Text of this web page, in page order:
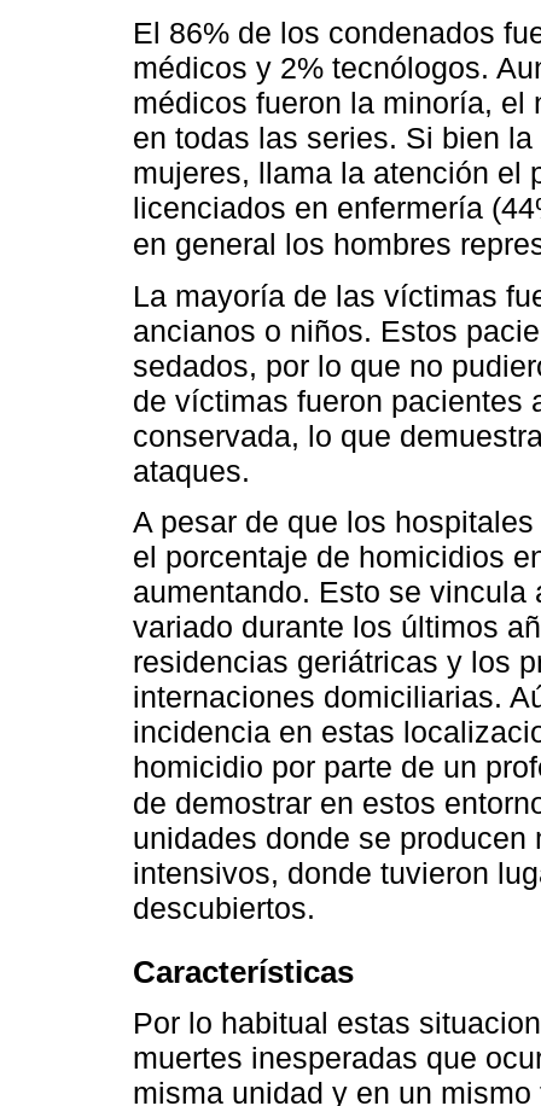
El 86% de los condenados
médicos y 2% tecnólogos.
médicos fueron la minoría,
en todas las series. Si bien
mujeres, llama la atención el
licenciados en enfermería
en general los hombres
La mayoría de las víctimas
ancianos o niños. Estos
sedados, por lo que no
de víctimas fueron pacientes
conservada, lo que
ataques.
A pesar de que los
el porcentaje de homicidios
aumentando. Esto se
variado durante los últimos
residencias geriátricas y los
internaciones domiciliarias.
incidencia en estas
homicidio por parte de un
de demostrar en estos
unidades donde se
intensivos, donde tuvieron
descubiertos.
Características
Por lo habitual estas
muertes inesperadas que
misma unidad y en un